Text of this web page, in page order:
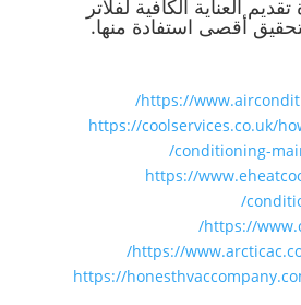
العناية الكافية لفلاتر
أقصى استفادة منها.
https://
https://coolservices.co.uk/
conditioning-
https://
https://
https://
https://